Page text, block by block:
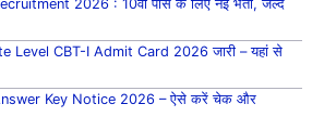
2026 : 10वीं पास के लिए नई भर्ती, जल्द
Level CBT-I Admit Card 2026 जारी – यहां से
Key Notice 2026 – ऐसे करें चेक और